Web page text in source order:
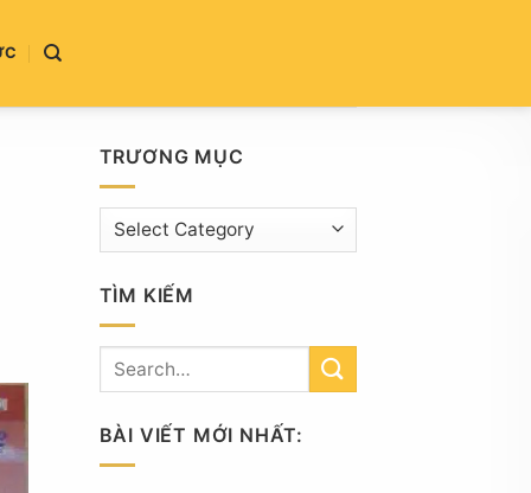
TRƯƠNG MỤC
Trương
mục
TÌM KIẾM
BÀI VIẾT MỚI NHẤT: